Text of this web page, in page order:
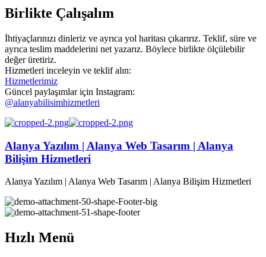
Birlikte Çalışalım
İhtiyaçlarınızı dinleriz ve ayrıca yol haritası çıkarırız. Teklif, süre ve
ayrıca teslim maddelerini net yazarız. Böylece birlikte ölçülebilir
değer üretiriz.
Hizmetleri inceleyin ve teklif alın:
Hizmetlerimiz
Güncel paylaşımlar için Instagram:
@alanyabilisimhizmetleri
Alanya Yazılım | Alanya Web Tasarım | Alanya
Bilişim Hizmetleri
Alanya Yazılım | Alanya Web Tasarım | Alanya Bilişim Hizmetleri
Hızlı Menü